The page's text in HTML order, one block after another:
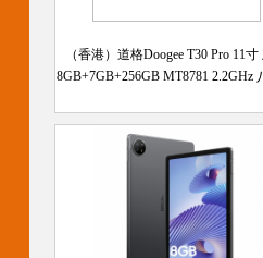
（香港）道格Doogee T30 Pro 11寸
8GB+7GB+256GB MT8781 2.2GHz